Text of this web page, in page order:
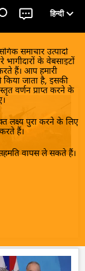
हिन्दी
समाचार उत्पादों
के वेबसाइटों
हैं। आप हमारी
जाता है, इसकी
वर्णन प्राप्त करने के
लक्ष्य पुरा करने के लिए
हैं।
वापस ले सकते हैं।